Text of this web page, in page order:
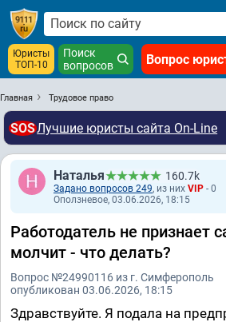
Юристы
ТОП-10
Поиск
вопросов
Вопрос
Главная Трудовое право
SOSЛучшие юристы сайта On-Line
Наталья 160.7k
Задано вопросов 249, из них VIP - 0
Оползневое, 03.06.2026, 18:15
Работодатель не признает
молчит - что делать?
Вопрос №24990116 из г. Симферополь
опубликован 03.06.2026, 18:15
Здравствуйте. Я подала на